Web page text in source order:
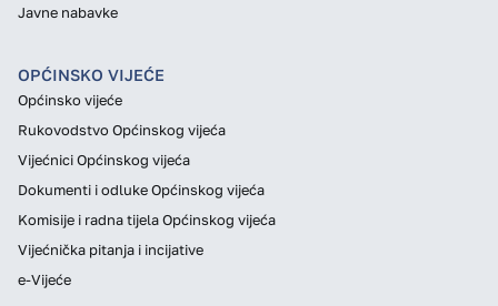
Javne nabavke
OPĆINSKO VIJEĆE
Općinsko vijeće
Rukovodstvo Općinskog vijeća
Vijećnici Općinskog vijeća
Dokumenti i odluke Općinskog vijeća
Komisije i radna tijela Općinskog vijeća
Vijećnička pitanja i incijative
e-Vijeće